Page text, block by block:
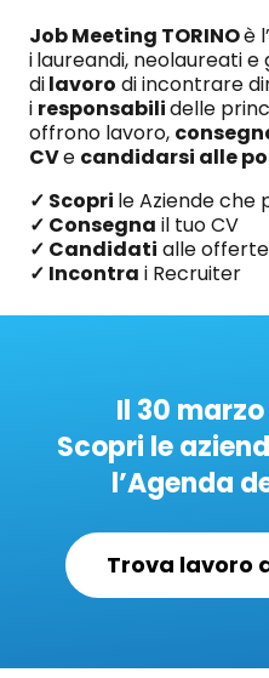
Job Meeting TORINOè
ilaureandi, neolaureati e
dilavoro di incontrare
i responsabilidelle
offrono lavoro,
CVe candidarsi alle
✓ Scopri le Aziende che
✓ Consegna il tuo CV
✓ Candidati alle
✓ Incontra i Recruiter
Il 30
Scopri le
l’Agenda
Trova lavoro